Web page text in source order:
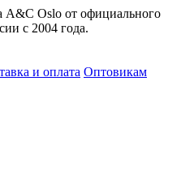
A&C Oslo от официального
с 2004 года.
и оплата Оптовикам